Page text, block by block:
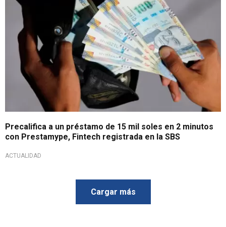
Precalifica a un préstamo de 15 mil soles en 2 minutos
con Prestamype, Fintech registrada en la SBS
ACTUALIDAD
Cargar más